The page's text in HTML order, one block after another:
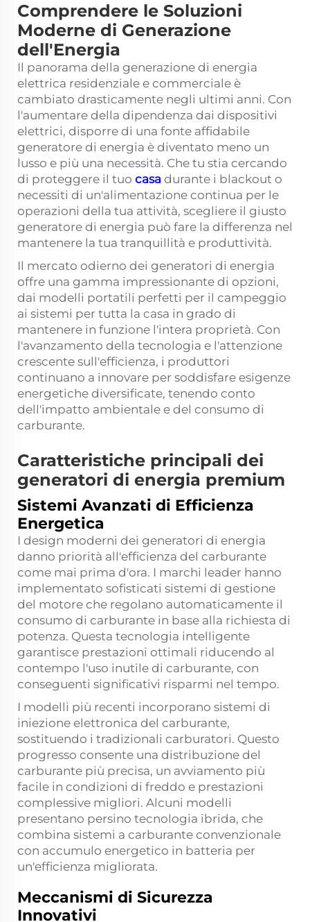
Comprendere le Soluzioni
Moderne di Generazione
dell'Energia
Il panorama della generazione di energia
elettrica residenziale e commerciale è
cambiato drasticamente negli ultimi anni. Con
l'aumentare della dipendenza dai dispositivi
elettrici, disporre di una fonte affidabile
generatore di energia è diventato meno un
lusso e più una necessità. Che tu stia cercando
di proteggere il tuo casa durante i blackout o
necessiti di un'alimentazione continua per le
operazioni della tua attività, scegliere il giusto
generatore di energia può fare la differenza nel
mantenere la tua tranquillità e produttività.
Il mercato odierno dei generatori di energia
offre una gamma impressionante di opzioni,
dai modelli portatili perfetti per il campeggio
ai sistemi per tutta la casa in grado di
mantenere in funzione l'intera proprietà. Con
l'avanzamento della tecnologia e l'attenzione
crescente sull'efficienza, i produttori
continuano a innovare per soddisfare esigenze
energetiche diversificate, tenendo conto
dell'impatto ambientale e del consumo di
carburante.
Caratteristiche principali dei
generatori di energia premium
Sistemi Avanzati di Efficienza
Energetica
I design moderni dei generatori di energia
danno priorità all'efficienza del carburante
come mai prima d'ora. I marchi leader hanno
implementato sofisticati sistemi di gestione
del motore che regolano automaticamente il
consumo di carburante in base alla richiesta di
potenza. Questa tecnologia intelligente
garantisce prestazioni ottimali riducendo al
contempo l'uso inutile di carburante, con
conseguenti significativi risparmi nel tempo.
I modelli più recenti incorporano sistemi di
iniezione elettronica del carburante,
sostituendo i tradizionali carburatori. Questo
progresso consente una distribuzione del
carburante più precisa, un avviamento più
facile in condizioni di freddo e prestazioni
complessive migliori. Alcuni modelli
presentano persino tecnologia ibrida, che
combina sistemi a carburante convenzionale
con accumulo energetico in batteria per
un'efficienza migliorata.
Meccanismi di Sicurezza
Innovativi